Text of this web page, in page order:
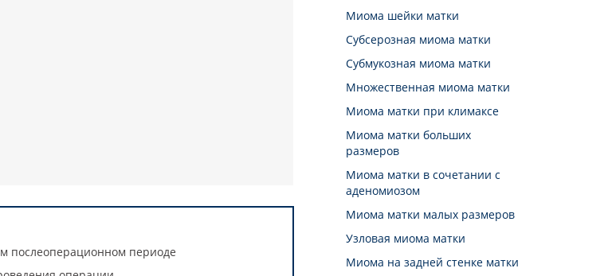
послеоперационном периоде
Миома шейки матки
Cубсерозная миома матки
Субмукозная миома матки
Множественная миома матки
Миома матки при климаксе
Миома матки больших
размеров
Миома матки в сочетании с
аденомиозом
Миома матки малых размеров
Узловая миома матки
Миома на задней стенке матки